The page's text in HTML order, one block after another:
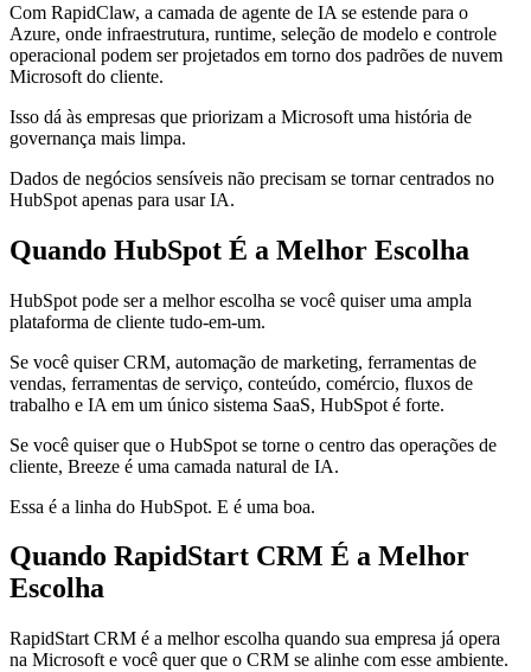
Com RapidClaw, a camada de agente de IA se estende para o
Azure, onde infraestrutura, runtime, seleção de modelo e controle
operacional podem ser projetados em torno dos padrões de nuvem
Microsoft do cliente.
Isso dá às empresas que priorizam a Microsoft uma história de
governança mais limpa.
Dados de negócios sensíveis não precisam se tornar centrados no
HubSpot apenas para usar IA.
Quando HubSpot É a Melhor Escolha
HubSpot pode ser a melhor escolha se você quiser uma ampla
plataforma de cliente tudo-em-um.
Se você quiser CRM, automação de marketing, ferramentas de
vendas, ferramentas de serviço, conteúdo, comércio, fluxos de
trabalho e IA em um único sistema SaaS, HubSpot é forte.
Se você quiser que o HubSpot se torne o centro das operações de
cliente, Breeze é uma camada natural de IA.
Essa é a linha do HubSpot. E é uma boa.
Quando RapidStart CRM É a Melhor
Escolha
RapidStart CRM é a melhor escolha quando sua empresa já opera
na Microsoft e você quer que o CRM se alinhe com esse ambiente.